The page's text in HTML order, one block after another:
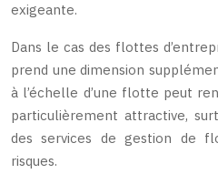
exigeante.
Dans le cas des flottes
prend une dimension
à l’échelle d’une flotte peut
particulièrement attractive,
des services de gestion de
risques.